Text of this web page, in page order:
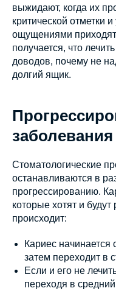
выжидают, когда их
критической отметки
ощущениями приходят
получается, что
доводов, почему не
долгий ящик.
заболевания
Стоматологические
останавливаются в
прогрессированию.
которые хотят и
происходит:
Кариес
затем переходит в
Если и его не
переходя в